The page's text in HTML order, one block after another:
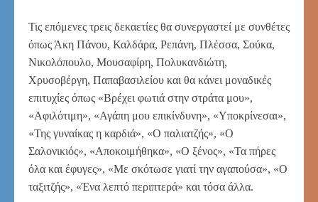
Τις επόμενες τρεις δεκαετίες θα συνεργαστεί με συνθέτες
όπως Άκη Πάνου, Καλδάρα, Ρεπάνη, Πλέσσα, Σούκα,
Νικολόπουλο, Μουσαφίρη, Πολυκανδιώτη,
Χρυσοβέργη, Παπαβασιλείου και θα κάνει μοναδικές
επιτυχίες όπως «Βρέχει φωτιά στην στράτα μου»,
«Αφιλότιμη», «Αγάπη μου επικίνδυνη», «Υποκρίνεσαι»,
«Της γυναίκας η καρδιά», «Ο παλιατζής», «Ο
Σαλονικιός», «Αποκοιμήθηκα», «Ο ξένος», «Τα πήρες
όλα και έφυγες», «Με σκότωσε γιατί την αγαπούσα», «Ο
ταξιτζής», «Ένα λεπτό περιπτερά» και τόσα άλλα.